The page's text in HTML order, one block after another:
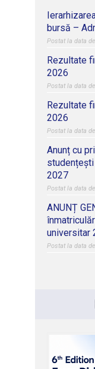
bursă –
Rezultate
2026
Rezultate
2026
Anunț cu
2027
ANUNȚ
universitar